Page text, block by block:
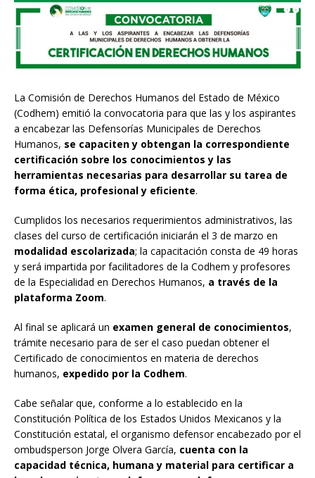
La Comisión de Derechos Humanos del Estado de México
(Codhem) emitió la convocatoria para que las y los aspirantes
a encabezar las Defensorías Municipales de Derechos
Humanos, se capaciten y obtengan la correspondiente
certificación sobre los conocimientos y las
herramientas necesarias para desarrollar su tarea de
forma ética, profesional y eficiente.
Cumplidos los necesarios requerimientos administrativos, las
clases del curso de certificación iniciarán el 3 de marzo en
modalidad escolarizada; la capacitación consta de 49 horas
y será impartida por facilitadores de la Codhem y profesores
de la Especialidad en Derechos Humanos, a través de la
plataforma Zoom.
Al final se aplicará un examen general de conocimientos,
trámite necesario para de ser el caso puedan obtener el
Certificado de conocimientos en materia de derechos
humanos, expedido por la Codhem.
Cabe señalar que, conforme a lo establecido en la
Constitución Política de los Estados Unidos Mexicanos y la
Constitución estatal, el organismo defensor encabezado por el
ombudsperson Jorge Olvera García, cuenta con la
capacidad técnica, humana y material para certificar a